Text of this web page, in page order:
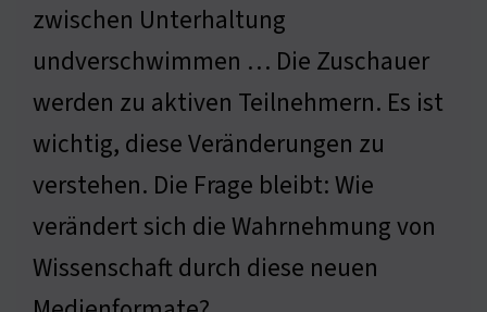
zwischen Unterhaltung
undverschwimmen … Die Zuschauer
werden zu aktiven Teilnehmern. Es ist
wichtig, diese Veränderungen zu
verstehen. Die Frage bleibt: Wie
verändert sich die Wahrnehmung von
Wissenschaft durch diese neuen